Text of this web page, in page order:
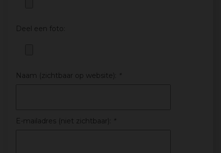
Deel een foto:
Naam (zichtbaar op website): *
E-mailadres (niet zichtbaar): *